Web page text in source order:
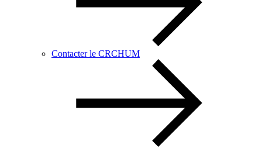
Contacter le CRCHUM